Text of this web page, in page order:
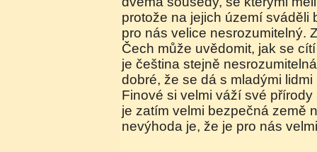
protože na jejich území sváděli
pro nás velice nesrozumitelný.
Čech může uvědomit, jak se
je čeština stejně
dobré, že se dá s mladými
Finové si velmi váží své
je zatím velmi bezpečná země
nevýhoda je, že je pro nás